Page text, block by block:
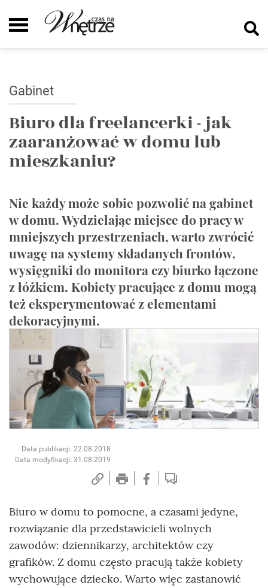
Gabinet
Biuro dla freelancerki - jak
zaaranżować w domu lub
mieszkaniu?
Nie każdy może sobie pozwolić na gabinet
w domu. Wydzielając miejsce do pracy w
mniejszych przestrzeniach, warto zwrócić
uwagę na systemy składanych frontów,
wysięgniki do monitora czy biurko łączone
z łóżkiem. Kobiety pracujące z domu mogą
też eksperymentować z elementami
dekoracyjnymi.
Data publikacji: 22.08.2018
Data modyfikacji: 31.08.2019
Biuro w domu to pomocne, a czasami jedyne,
rozwiązanie dla przedstawicieli wolnych
zawodów: dziennikarzy, architektów czy
grafików. Z domu często pracują także kobiety
wychowujące dziecko. Warto więc zastanowić